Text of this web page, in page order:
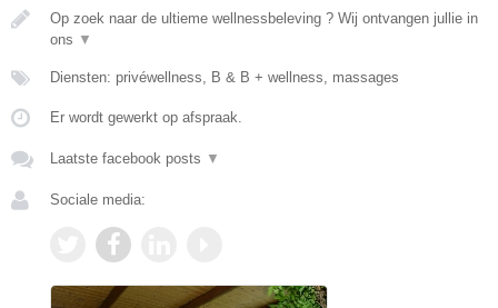
Op zoek naar de ultieme wellnessbeleving ? Wij ontvangen jullie in
ons ▼
Diensten: privéwellness, B & B + wellness, massages
Er wordt gewerkt op afspraak.
Laatste facebook posts ▼
Sociale media: